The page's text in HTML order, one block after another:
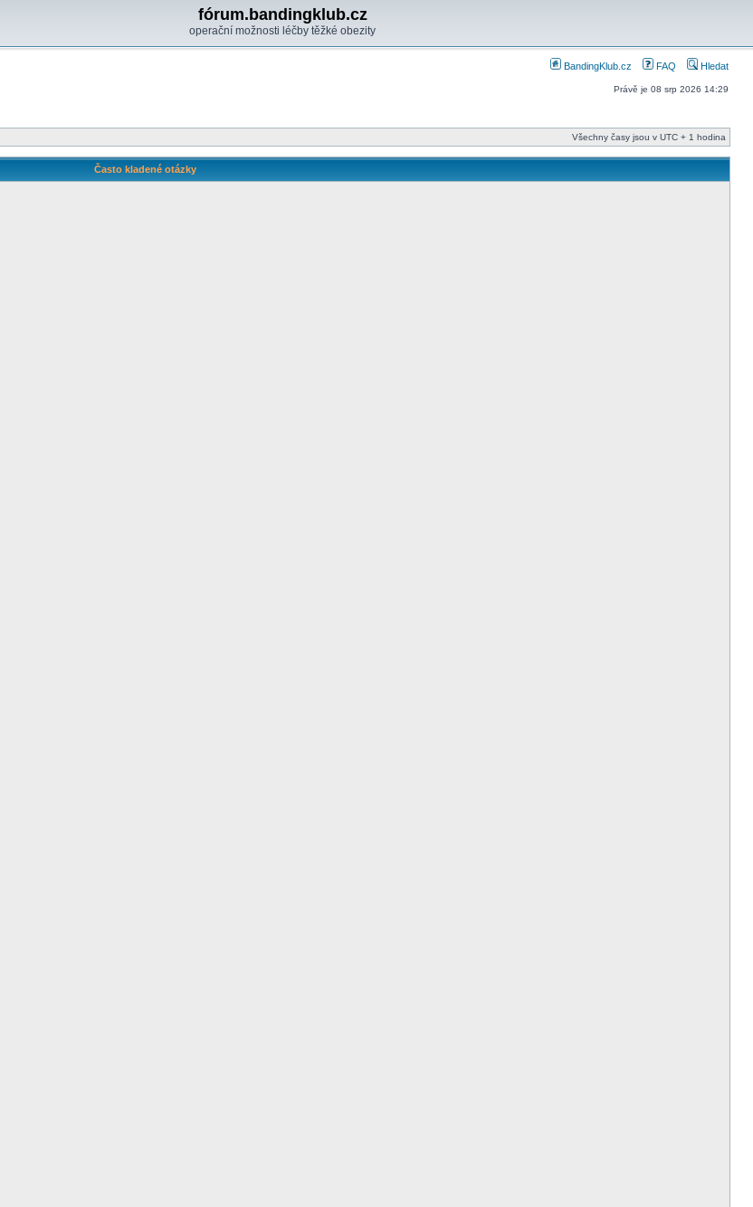
fórum.bandingklub.cz
operační možnosti léčby těžké obezity
BandingKlub.cz FAQ Hledat
Právě je 08 srp 2026 14:29
Všechny časy jsou v UTC + 1 hodina
Často kladené otázky